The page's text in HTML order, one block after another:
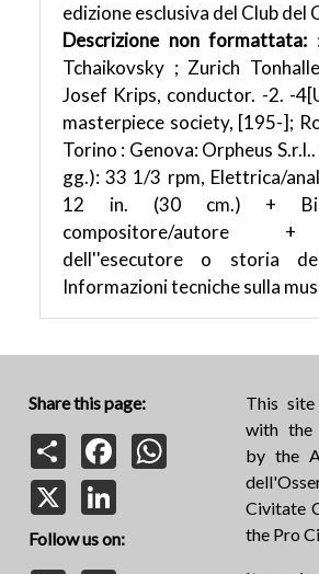
edizione esclusiva del Club del
Descrizione non formattata:
Tchaikovsky ; Zurich
Josef Krips, conductor. -2. -
masterpiece society, [195-];
Torino : Genova: Orpheus
gg.): 33 1/3 rpm, Elettrica/
12 in. (30 cm.) +
compositore/autore
dell''esecutore o storia
Informazioni tecniche sulla
Share this page:
Share
Facebook
Follow us on:
This
with the
by the
Civitate
the Pro